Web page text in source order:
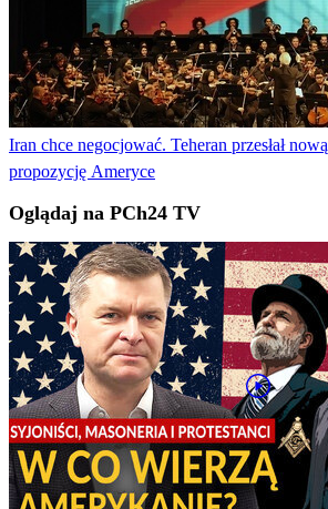
Iran chce negocjować. Teheran przesłał nową
propozycję Ameryce
Oglądaj na PCh24 TV